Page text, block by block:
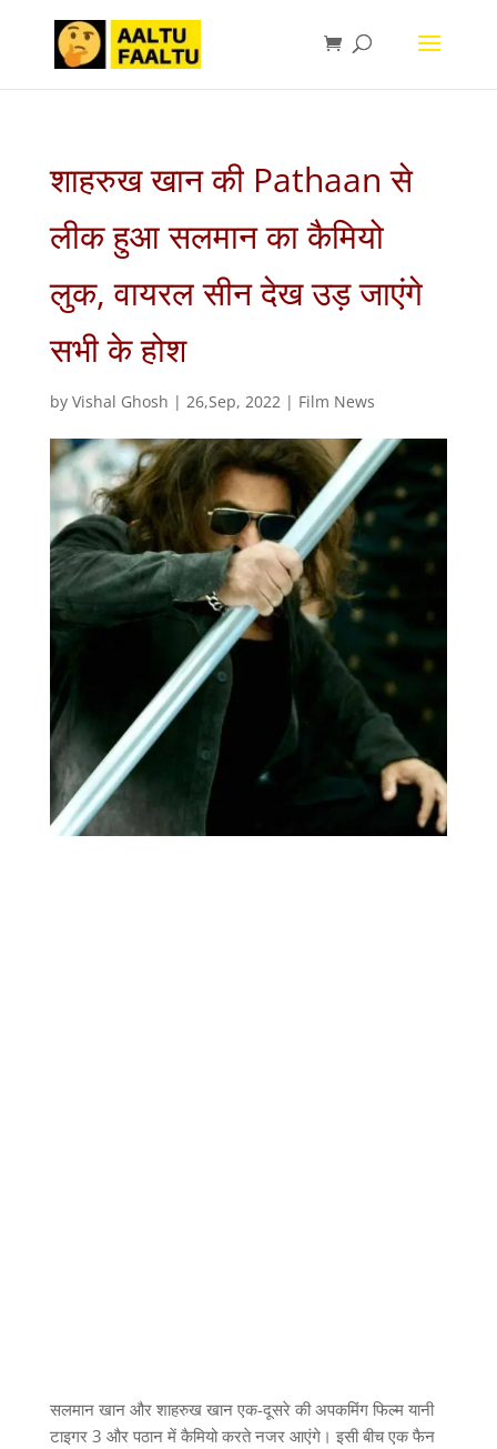
शाहरुख खान की Pathaan से
लीक हुआ सलमान का कैमियो
लुक, वायरल सीन देख उड़ जाएंगे
सभी के होश
by Vishal Ghosh | 26,Sep, 2022| Film News
सलमान खान और शाहरुख खान एक-दूसरे की अपकमिंग फिल्म यानी
टाइगर 3 और पठान में कैमियो करते नजर आएंगे। इसी बीच एक फैन